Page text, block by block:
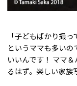
「子どもばかり撮
というママも多いの
いいんです！ ママ
るはず。楽しい家族